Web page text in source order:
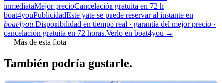
inmediataMejor precioCancelación gratuita en 72 h
boat4youPublicidadEste yate se puede reservar al instante en
boat4you.Disponibilidad en tiempo real · garantía del mejor precio ·
cancelación gratuita en 72 horas.Verlo en boat4you →
— Más de esta flota
También podría gustarle.